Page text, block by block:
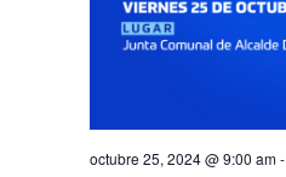
octubre 25, 2024 @ 9:00 am-